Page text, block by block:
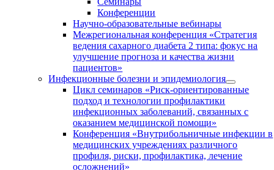
Конференции
Научно-образовательные вебинары
Межрегиональная конференция «Стратегия
ведения сахарного диабета 2 типа: фокус на
улучшение прогноза и качества жизни
пациентов»
Инфекционные болезни и эпидемиология
Цикл семинаров «Риск-ориентированные
подход и технологии профилактики
инфекционных заболеваний, связанных с
оказанием медицинской помощи»
Конференция «Внутрибольничные инфекции в
медицинских учреждениях различного
профиля, риски, профилактика, лечение
осложнений»